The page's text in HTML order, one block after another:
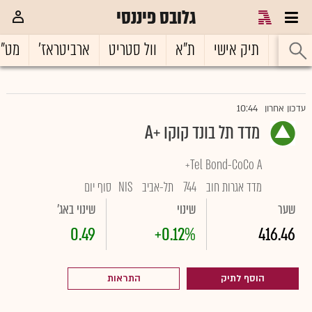
גלובס פיננסי
ראשי תיק אישי ת"א וול סטריט ארביטראז'
עדכון אחרון 10:44
מדד תל בונד קוקו +A
Tel Bond-CoCo A+
מדד אגרות חוב 744 תל-אביב NIS סוף יום
שער
416.46
שינוי
+0.12%
שינוי באג'
0.49
הוסף לתיק התראות